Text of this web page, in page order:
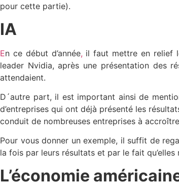
pour cette partie).
IA
En ce début d’année, il faut mettre en relief
leader Nvidia, après une présentation des
attendaient.
D´autre part, il est important ainsi de
d’entreprises qui ont déjà présenté les
conduit de nombreuses entreprises à
Pour vous donner un exemple, il suffit de
la fois par leurs résultats et par le fait
L’économie